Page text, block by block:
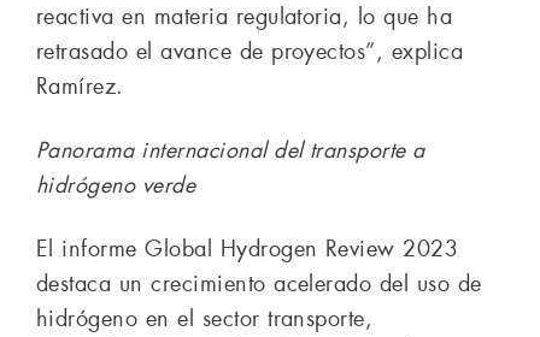
reactiva en materia regulatoria, lo que ha
retrasado el avance de proyectos”, explica
Ramírez.
Panorama internacional del transporte a
hidrógeno verde
El informe Global Hydrogen Review 2023
destaca un crecimiento acelerado del uso de
hidrógeno en el sector transporte,